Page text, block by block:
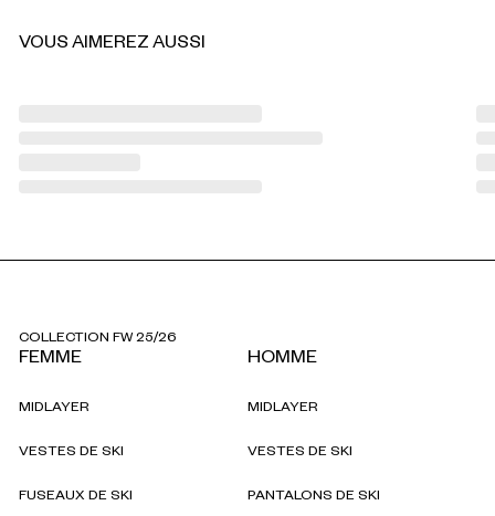
VOUS AIMEREZ AUSSI
COLLECTION FW 25/26
FEMME
MIDLAYER
VESTES DE SKI
FUSEAUX DE SKI
HOMME
MIDLAYER
VESTES DE SKI
PANTALONS DE SKI